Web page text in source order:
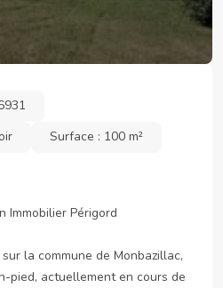
Surface : 100 m²
Immobilier Périgord
la commune de Monbazillac,
pied, actuellement en cours de